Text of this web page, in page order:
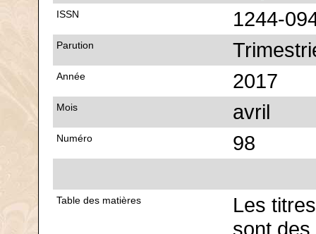
ISSN 1244-
Parution
Année 2017
Mois avril
Numéro 98
Table des matières
Les
sont